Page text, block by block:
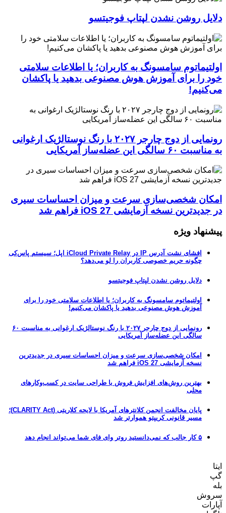
دلایل روشن نشدن لپتاپ فوجیتسو
اولتیماتوم سامسونگ به کاربران؛ یا اطلاعات سلامتی
خود را برای آموزش هوش مصنوعی بدهید یا پاکشان
می‌کنیم!
رونمایی از دوج چارجر ۲۰۲۷ با رنگ نوستالژیک ارغوانی
به مناسبت ۶۰ سالگی این عضله‌ساز آمریکایی
امکان شخصی‌سازی سرعت و میزان احساسات سیری
در جدیدترین نسخه آزمایشی iOS 27 فراهم شد
پیشنهاد ویژه
افشای نشت آدرس IP در iCloud Private Relay اپل؛ سیستم پاس‌کی
چگونه حریم خصوصی کاربران را لو می‌دهد؟
دلایل روشن نشدن لپتاپ فوجیتسو
اولتیماتوم سامسونگ به کاربران؛ یا اطلاعات سلامتی خود را برای
آموزش هوش مصنوعی بدهید یا پاکشان می‌کنیم!
رونمایی از دوج چارجر ۲۰۲۷ با رنگ نوستالژیک ارغوانی به مناسبت ۶۰
سالگی این عضله‌ساز آمریکایی
امکان شخصی‌سازی سرعت و میزان احساسات سیری در جدیدترین
نسخه آزمایشی iOS 27 فراهم شد
بهترین روش‌های افزایش فروش با طراحی سایت در کسب‌وکارهای
محلی
پایان مخالفت انجمن کلانترهای آمریکا با لایحه کلاریتی (CLARITY Act)؛
مسیر قانونی کریپتو هموارتر شد
۵ کار جالب که نمی‌دانستید روتر وای فای شما می‌تواند انجام دهد
ایتا
گپ
بله
سروش
آپارات